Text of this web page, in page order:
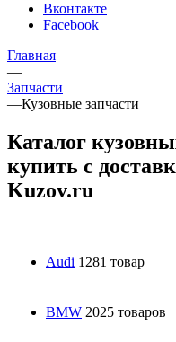
Вконтакте
Facebook
Главная
—
Запчасти
—Кузовные запчасти
Каталог
купить с
Kuzov.ru
Audi 1281 товар
BMW 2025 товаров